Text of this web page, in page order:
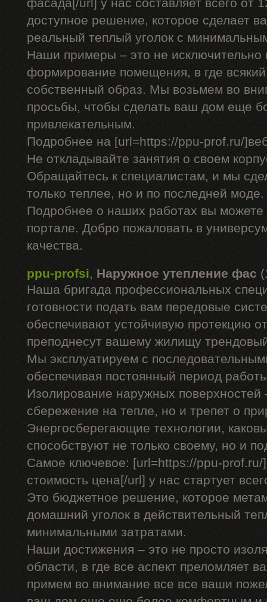
фасада[/url] у нас составляет всего от
доступное решение, которое сделает
реальный теплый уголок с
Наши примеры – это не исключительно
формирование помещения, в где
собственный образ. Мы возьмем во
просьбы, чтобы сделать ваш дом еще
привлекательным.
Подробнее на [url=https://ppu-prof.ru/
Не откладывайте занятия о своем
Обращайтесь к специалистам, и мы
только теплее, но и по последней
Подробнее о наших работах вы можете
портале. Добро пожаловать в
качества.
ppu-profsi, Наружное утепление фас
Наша бригада профессиональных
готовности подать вам передовые
обеспечивают устойчивую протекцию
преподнесут вашему жилищу
Мы эксплуатируем с
обеспечивая постоянный период
Изолирование наружных поверхностей
сбережение на тепле, но и трепет о
Энергосберегающие технологии,
способствуют не только своему, но и
Самое ключевое: [url=https://ppu-
стоимость цена[/url] у нас стартует
Это бюджетное решение, которое
домашний уголок в действительный
минимальными затратами.
Наши достижения – это не просто
области, в где все аспект преломляет
примем во внимание все все ваши